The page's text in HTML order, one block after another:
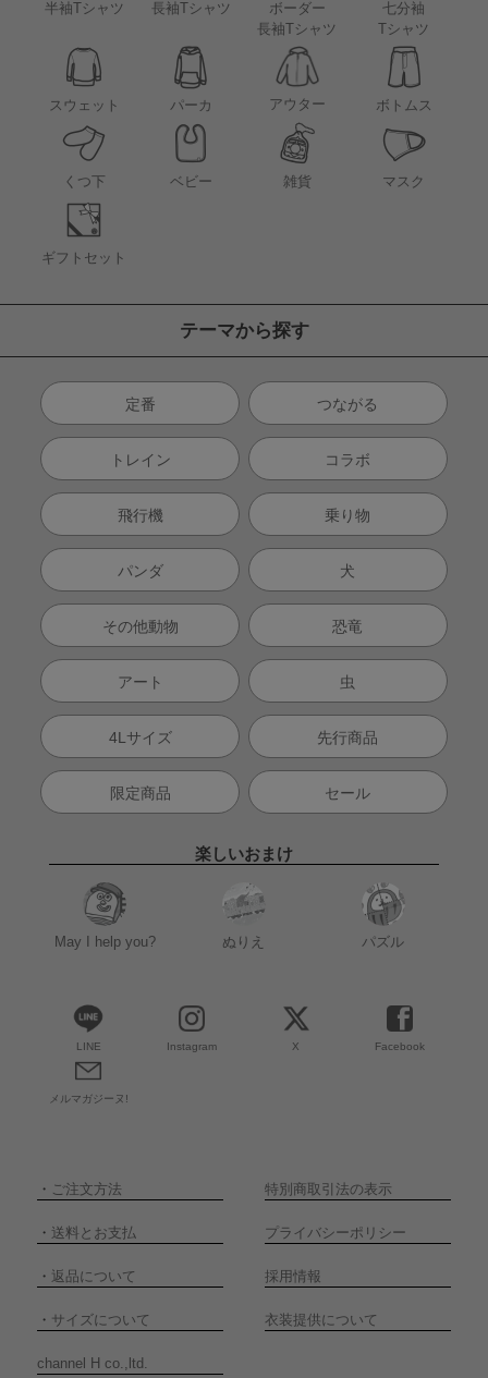
半袖Tシャツ 長袖Tシャツ
ボーダー
長袖Tシャツ
七分袖
Tシャツ
スウェット パーカ アウター ボトムス
くつ下 ベビー 雑貨 マスク
ギフトセット
テーマから探す
定番 つながる
トレイン コラボ
飛行機 乗り物
パンダ 犬
その他動物 恐竜
アート 虫
4Lサイズ 先行商品
限定商品 セール
楽しいおまけ
May I help you? ぬりえ パズル
LINE Instagram X Facebook
メルマガジーヌ!
・ ご注文方法 特別商取引法の表示
・ 送料とお支払 プライバシーポリシー
・ 返品について 採用情報
・ サイズについて 衣装提供について
channel H co.,ltd.